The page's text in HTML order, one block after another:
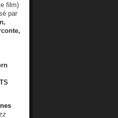
film)
par